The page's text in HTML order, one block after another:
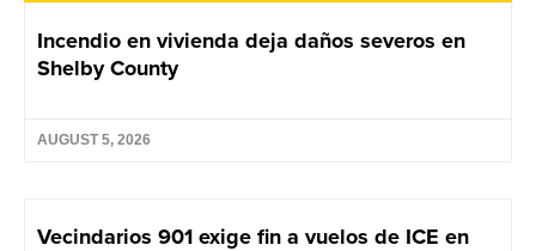
Incendio en vivienda deja daños severos en
Shelby County
AUGUST 5, 2026
Vecindarios 901 exige fin a vuelos de ICE en